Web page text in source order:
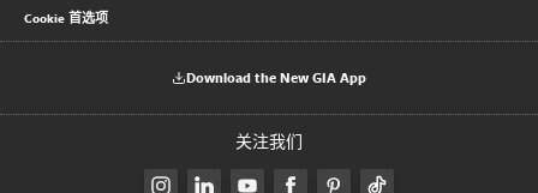
Cookie 首选项
Download the New GIA App
关注我们